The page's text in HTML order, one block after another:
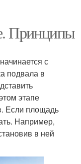
Принципы
с
подвала в
этапе
Если площадь
Например,
в ней